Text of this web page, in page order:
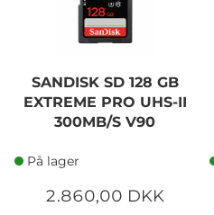
SANDISK SD 128 GB
EXTREME PRO UHS-II
300MB/S V90
På lager
2.860,00 DKK